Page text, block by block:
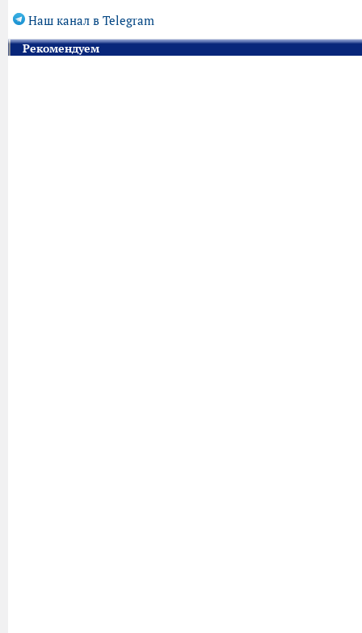
Наш канал в Telegram
Рекомендуем